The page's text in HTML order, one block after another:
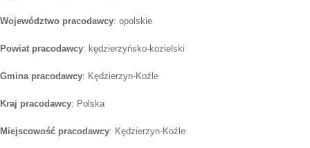
Województwo pracodawcy: opolskie
Powiat pracodawcy: kędzierzyńsko-kozielski
Gmina pracodawcy: Kędzierzyn-Koźle
Kraj pracodawcy: Polska
Miejscowość pracodawcy: Kędzierzyn-Koźle